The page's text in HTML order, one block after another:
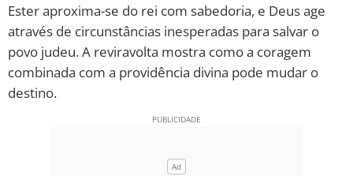
Ester aproxima-se do rei com sabedoria, e Deus age
através de circunstâncias inesperadas para salvar o
povo judeu. A reviravolta mostra como a coragem
combinada com a providência divina pode mudar o
destino.